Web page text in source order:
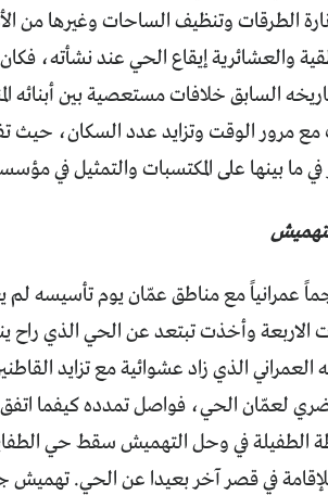
الطرقات وتنظيف الساحات وغيرها من
والعشائرية إيقاع الحي عند نشأته،
السابق خلافات مستعصية بين أبنائه
مع مرور الوقت وتزايد عدد السكان، حيث
ما بينها على المكتسبات والتمثيل في
عمرانياً مع مناطق عمّان يوم تأسيسه
الاربعة وأخذت تبتعد عن الحي الذي راح
الذي زاد عشوائية مع تزايد
لعمّان الحي، فواصل تمدده كيفما
في وحل التهميش سقط حي
في قصر آخر بعيدا عن الحي.